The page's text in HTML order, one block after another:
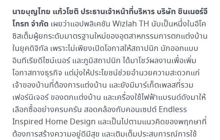
นายบุญไทย แก้วโชติ ประธานเจ้าหน้าที่บริหาร บริษัท ซินเนอร์จี
โกรท จำกัด เผยว่าแอปพลิเคชัน Wizlah TH นับเป็นหนึ่งในอีโค
ซิสเต็มผู้ยกระดับมาตรฐานใหม่ของอุตสาหกรรมการตกแต่งบ้าน
ในยุคดิจิทัล เพราะไม่เพียงเปิดโอกาสให้สถาปนิก นักออกแบบ
อินทีเรียดีไซน์เนอร์ และภูมิสถาปนิก ได้มาโชว์ผลงานเพื่อเพิ่ม
โอกาสทางธุรกิจ แต่มุ่งให้ประโยชน์ช่วยอำนวยความสะดวกแก่
เจ้าของบ้านที่ต้องการแต่งบ้าน และยังมีมาร์เก็ตเพลสที่รวม
เฟอร์นิเจอร์ ของตกเเต่งบ้าน และเครื่องใช้ไฟฟ้าแบรนด์ดังมาให้
เลือกซื้ออย่างครบครัน สอดคล้องกับคอนเซปต์ Endless
Inspired Home Design และเป็นไปตามแนวคิดของพฤกษาที่
ต้องการสร้างความอยู่ดีมีสุข และเติมเต็มประสบการณ์การใช้